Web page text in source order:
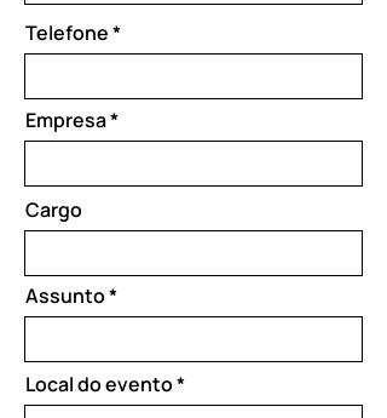
Telefone
Empresa
Cargo
Assunto
Local do evento